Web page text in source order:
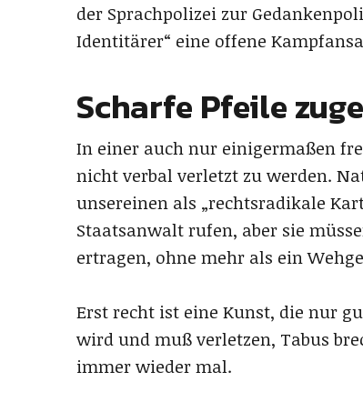
der Sprachpolizei zur
Identitärer“ eine offene
Scharfe Pfeile
In einer auch nur einigermaßen
nicht verbal verletzt zu werden.
unsereinen als „rechtsradikale
Staatsanwalt rufen, aber sie
ertragen, ohne mehr als ein
Erst recht ist eine Kunst, die nur
wird und muß verletzen, Tabus
immer wieder mal.